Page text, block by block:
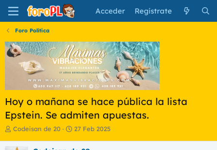
Acceder Regístrate
Foro Política
Hoy o mañana se hace pública la lista
Epstein. Se admiten apuestas.
I
Codeisan de 20
F
27 Feb 2025